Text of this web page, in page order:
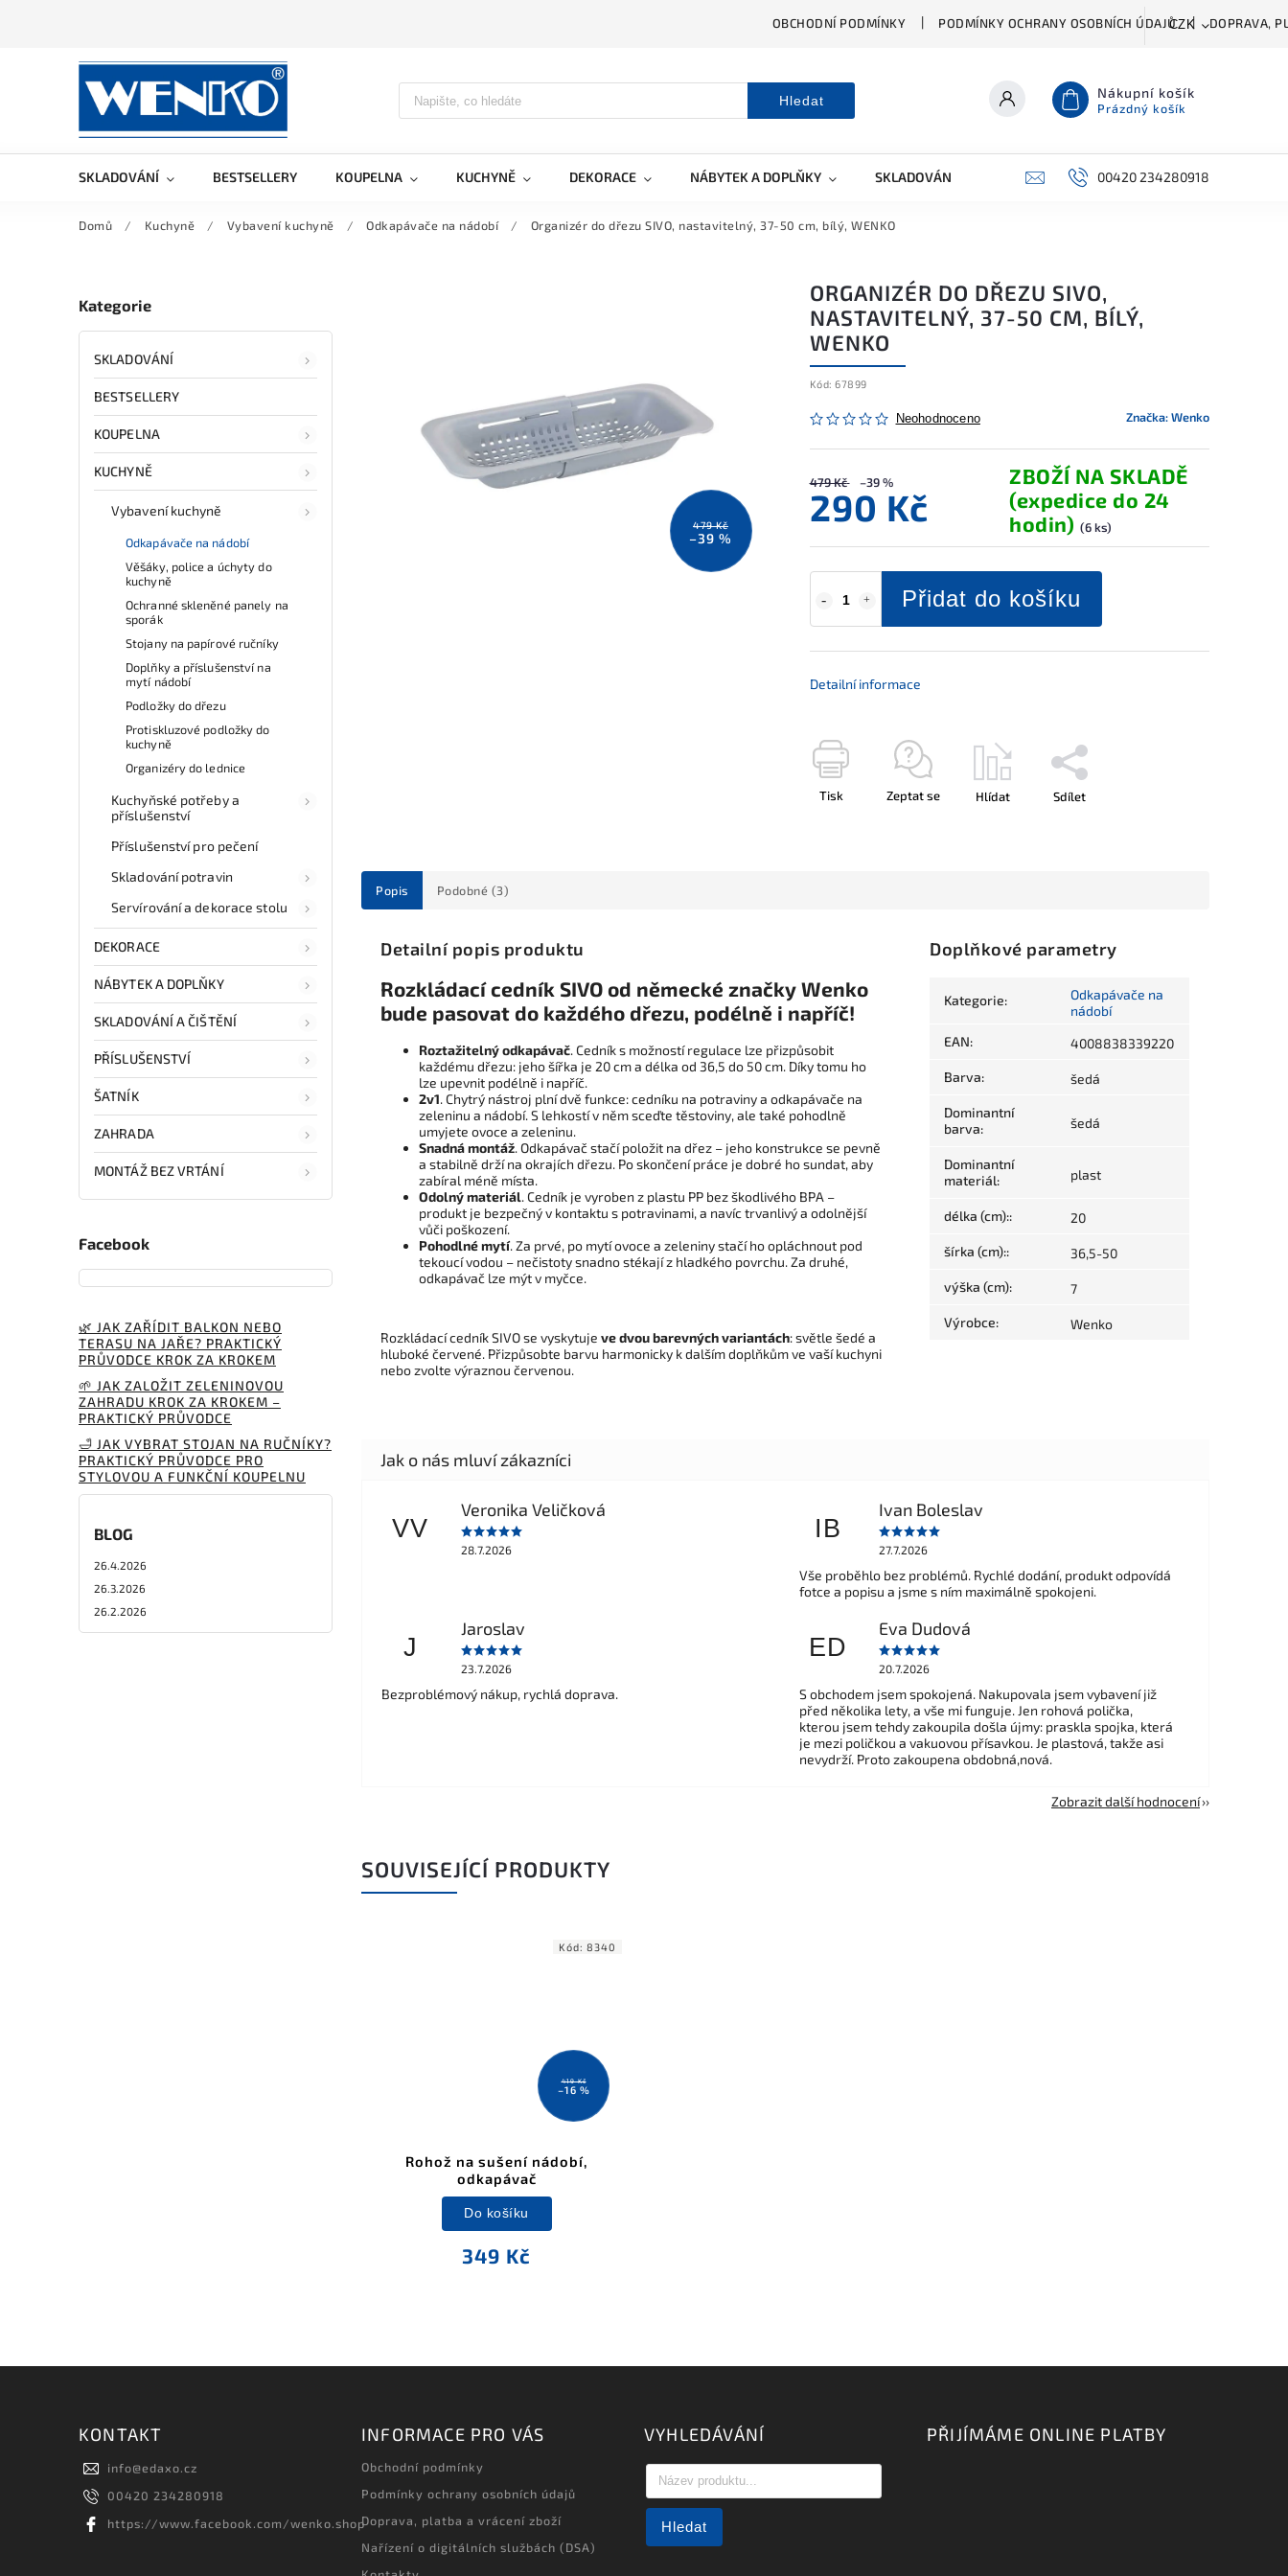
OBCHODNÍ PODMÍNKY PODMÍNKY OCHRANY OSOBNÍCH ÚDAJŮ DOPRAVA,
CZK
Hledat Nákupní košík
Prázdný košík
SKLADOVÁNÍ BESTSELLERY KOUPELNA KUCHYNĚ DEKORACE NÁBYTEK A DOPLŇKY SKLADOVÁNÍ A ČIŠTĚNÍ PŘÍSLUŠENSTVÍ
00420 234280918
Domů / Kuchyně / Vybavení kuchyně / Odkapávače na nádobí / Organizér do dřezu SIVO, nastavitelný, 37-50 cm, bílý, WENKO
Kategorie
SKLADOVÁNÍ
BESTSELLERY
KOUPELNA
KUCHYNĚ
Vybavení kuchyně
Odkapávače na nádobí
Věšáky, police a úchyty do
kuchyně
Ochranné skleněné panely na
sporák
Stojany na papírové ručníky
Doplňky a příslušenství na
mytí nádobí
Podložky do dřezu
Protiskluzové podložky do
kuchyně
Organizéry do lednice
Kuchyňské potřeby a
příslušenství
Příslušenství pro pečení
Skladování potravin
Servírování a dekorace stolu
DEKORACE
NÁBYTEK A DOPLŇKY
SKLADOVÁNÍ A ČIŠTĚNÍ
PŘÍSLUŠENSTVÍ
ŠATNÍK
ZAHRADA
MONTÁŽ BEZ VRTÁNÍ
Facebook
🌿 JAK ZAŘÍDIT BALKON NEBO
TERASU NA JAŘE? PRAKTICKÝ
PRŮVODCE KROK ZA KROKEM
🌱 JAK ZALOŽIT ZELENINOVOU
ZAHRADU KROK ZA KROKEM –
PRAKTICKÝ PRŮVODCE
🛁 JAK VYBRAT STOJAN NA RUČNÍKY?
PRAKTICKÝ PRŮVODCE PRO
STYLOVOU A FUNKČNÍ KOUPELNU
BLOG
26.4.2026
26.3.2026
26.2.2026
479 Kč
–39 %
ORGANIZÉR DO DŘEZU SIVO,
NASTAVITELNÝ, 37-50 CM, BÍLÝ,
WENKO
Kód: 67899
Neohodnoceno Značka:Wenko
479 Kč –39 %
290 Kč
ZBOŽÍ NA SKLADĚ
(expedice do 24
hodin) (6 ks)
Přidat do košíku
Detailní informace
Tisk Zeptat se Hlídat Sdílet
Popis Podobné (3)
Detailní popis produktu
Rozkládací cedník SIVO od německé značky Wenko
bude pasovat do každého dřezu, podélně i napříč!
Roztažitelný odkapávač. Cedník s možností regulace lze přizpůsobit
každému dřezu: jeho šířka je 20 cm a délka od 36,5 do 50 cm. Díky tomu ho
lze upevnit podélně i napříč.
2v1. Chytrý nástroj plní dvě funkce: cedníku na potraviny a odkapávače na
zeleninu a nádobí. S lehkostí v něm sceďte těstoviny, ale také pohodlně
umyjete ovoce a zeleninu.
Snadná montáž. Odkapávač stačí položit na dřez – jeho konstrukce se pevně
a stabilně drží na okrajích dřezu. Po skončení práce je dobré ho sundat, aby
zabíral méně místa.
Odolný materiál. Cedník je vyroben z plastu PP bez škodlivého BPA –
produkt je bezpečný v kontaktu s potravinami, a navíc trvanlivý a odolnější
vůči poškození.
Pohodlné mytí. Za prvé, po mytí ovoce a zeleniny stačí ho opláchnout pod
tekoucí vodou – nečistoty snadno stékají z hladkého povrchu. Za druhé,
odkapávač lze mýt v myčce.
Rozkládací cedník SIVO se vyskytuje ve dvou barevných variantách: světle šedé a
hluboké červené. Přizpůsobte barvu harmonicky k dalším doplňkům ve vaší kuchyni
nebo zvolte výraznou červenou.
Doplňkové parametry
Kategorie:
Odkapávače na
nádobí
EAN: 4008838339220
Barva: šedá
Dominantní
barva: šedá
Dominantní
materiál: plast
délka (cm):: 20
šírka (cm):: 36,5-50
výška (cm): 7
Výrobce: Wenko
VV
Veronika Veličková
28.7.2026
IB
Ivan Boleslav
27.7.2026
Vše proběhlo bez problémů. Rychlé dodání, produkt odpovídá
fotce a popisu a jsme s ním maximálně spokojeni.
J
Jaroslav
23.7.2026
Bezproblémový nákup, rychlá doprava.
ED
Eva Dudová
20.7.2026
S obchodem jsem spokojená. Nakupovala jsem vybavení již
před několika lety, a vše mi funguje. Jen rohová polička,
kterou jsem tehdy zakoupila došla újmy: praskla spojka, která
je mezi poličkou a vakuovou přísavkou. Je plastová, takže asi
nevydrží. Proto zakoupena obdobná,nová.
Zobrazit další hodnocení
SOUVISEJÍCÍ PRODUKTY
419 Kč
–16 %
Rohož na sušení nádobí,
odkapávač
349 Kč
Do košíku
Kód: 8340
KONTAKT
info@edaxo.cz
00420 234280918
https://www.facebook.com/wenko.shop
INFORMACE PRO VÁS
Obchodní podmínky
Podmínky ochrany osobních údajů
Doprava, platba a vrácení zboží
Nařízení o digitálních službách (DSA)
VYHLEDÁVÁNÍ
Hledat
PŘIJÍMÁME ONLINE PLATBY